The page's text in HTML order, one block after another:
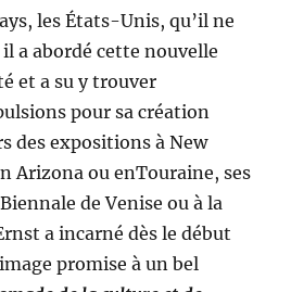
les États-Unis, qu’il ne
a abordé cette nouvelle
et a su y trouver
pour sa création
des expositions à New
Arizona ou enTouraine, ses
de Venise ou à la
a incarné dès le début
promise à un bel